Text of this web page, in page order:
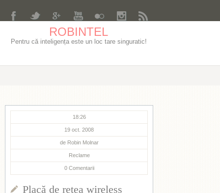
ROBINTEL
Pentru că inteligența este un loc tare singuratic!
18:26
19 oct. 2008
de Robin Molnar
Reclame
0 Comentarii
Placă de reţea wireless